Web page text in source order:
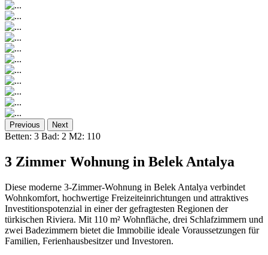
Previous Next
Betten: 3 Bad: 2 M2: 110
3 Zimmer Wohnung in Belek Antalya
Diese moderne 3-Zimmer-Wohnung in Belek Antalya verbindet
Wohnkomfort, hochwertige Freizeiteinrichtungen und attraktives
Investitionspotenzial in einer der gefragtesten Regionen der
türkischen Riviera. Mit 110 m² Wohnfläche, drei Schlafzimmern und
zwei Badezimmern bietet die Immobilie ideale Voraussetzungen für
Familien, Ferienhausbesitzer und Investoren.